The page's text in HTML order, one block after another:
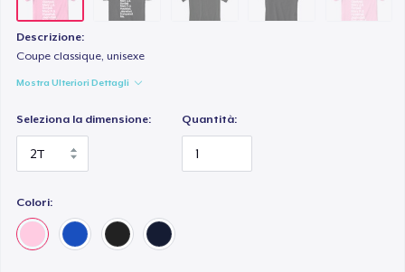
Descrizione:
Coupe classique, unisexe
Mostra Ulteriori Dettagli
Seleziona la dimensione: Quantità:
Colori: